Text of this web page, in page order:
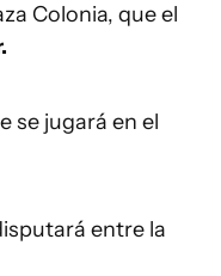
Colonia, que el
se jugará en el
entre la